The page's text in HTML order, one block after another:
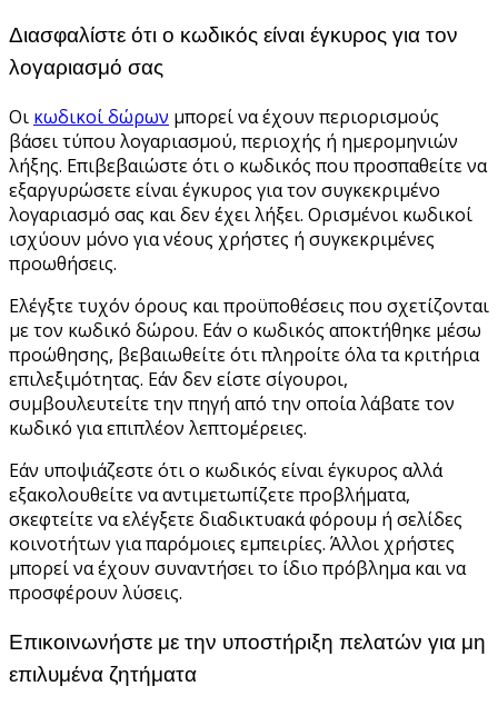
Διασφαλίστε ότι ο κωδικός είναι έγκυρος για τον
λογαριασμό σας
Οι κωδικοί δώρων μπορεί να έχουν περιορισμούς
βάσει τύπου λογαριασμού, περιοχής ή ημερομηνιών
λήξης. Επιβεβαιώστε ότι ο κωδικός που προσπαθείτε να
εξαργυρώσετε είναι έγκυρος για τον συγκεκριμένο
λογαριασμό σας και δεν έχει λήξει. Ορισμένοι κωδικοί
ισχύουν μόνο για νέους χρήστες ή συγκεκριμένες
προωθήσεις.
Ελέγξτε τυχόν όρους και προϋποθέσεις που σχετίζονται
με τον κωδικό δώρου. Εάν ο κωδικός αποκτήθηκε μέσω
προώθησης, βεβαιωθείτε ότι πληροίτε όλα τα κριτήρια
επιλεξιμότητας. Εάν δεν είστε σίγουροι,
συμβουλευτείτε την πηγή από την οποία λάβατε τον
κωδικό για επιπλέον λεπτομέρειες.
Εάν υποψιάζεστε ότι ο κωδικός είναι έγκυρος αλλά
εξακολουθείτε να αντιμετωπίζετε προβλήματα,
σκεφτείτε να ελέγξετε διαδικτυακά φόρουμ ή σελίδες
κοινοτήτων για παρόμοιες εμπειρίες. Άλλοι χρήστες
μπορεί να έχουν συναντήσει το ίδιο πρόβλημα και να
προσφέρουν λύσεις.
Επικοινωνήστε με την υποστήριξη πελατών για μη
επιλυμένα ζητήματα